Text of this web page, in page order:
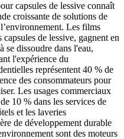
capsules de lessive connaît
croissante de solutions de
Les films
de lessive, gagnent en
se dissoudre dans l'eau,
l'expérience du
représentent 40 % de
des consommateurs pour
Les usages commerciaux
10 % dans les services de
et les laveries
de développement durable
sont des moteurs